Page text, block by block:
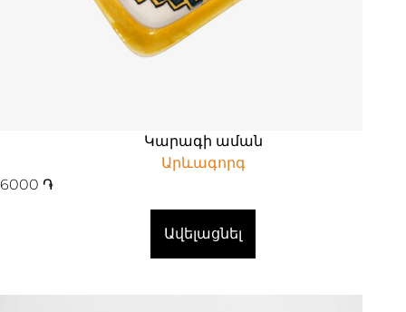
Կարագի աման
Արևագորգ
6000 ֏
Ավելացնել